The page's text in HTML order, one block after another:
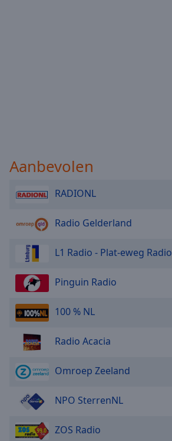
Aanbevolen
RADIONL
Radio Gelderland
L1 Radio - Plat-eweg Radio
Pinguin Radio
100 % NL
Radio Acacia
Omroep Zeeland
NPO SterrenNL
ZOS Radio